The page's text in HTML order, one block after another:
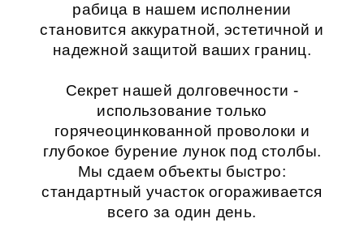
рабица в нашем исполнении
становится аккуратной, эстетичной и
надежной защитой ваших границ.
Секрет нашей долговечности -
использование только
горячеоцинкованной проволоки и
глубокое бурение лунок под столбы.
Мы сдаем объекты быстро:
стандартный участок огораживается
всего за один день.